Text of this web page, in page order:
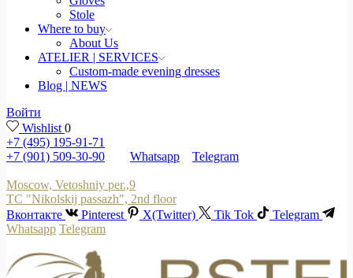
Stole
Where to buy
About Us
ATELIER | SERVICES
Custom-made evening dresses
Blog | NEWS
Войти
Wishlist 0
+7 (495) 195-91-71
+7 (901) 509-30-90
Whatsapp Telegram
Moscow, Vetoshniy per.,9
TC "Nikolskij passazh", 2nd floor
Вконтакте
Pinterest X(Twitter) Tik Tok
Telegram
Whatsapp Telegram